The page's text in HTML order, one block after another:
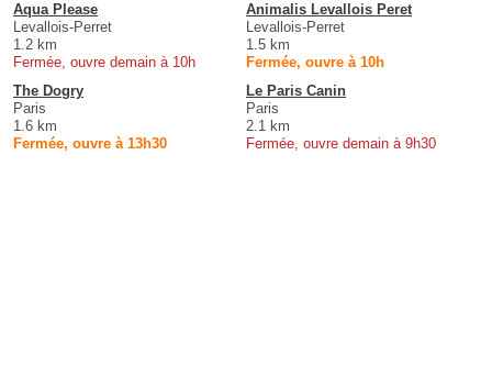
Aqua Please
Levallois-Perret
1.2 km
Fermée, ouvre demain à 10h
Animalis Levallois Peret
Levallois-Perret
1.5 km
Fermée, ouvre à 10h
The Dogry
Paris
1.6 km
Fermée, ouvre à 13h30
Le Paris Canin
Paris
2.1 km
Fermée, ouvre demain à 9h30